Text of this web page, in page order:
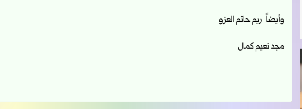
وأيضاً ريم حاتم العزو
مجد نعيم كمال